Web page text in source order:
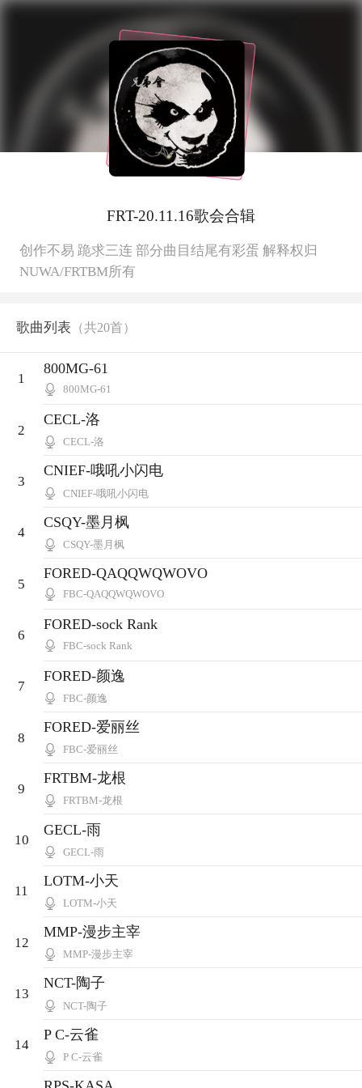
FRT-20.11.16歌会合辑
创作不易 跪求三连 部分曲目结尾有彩蛋 解释权归
NUWA/FRTBM所有
歌曲列表 （共20首）
1
800MG-61
800MG-61
2
CECL-洛
CECL-洛
3
CNIEF-哦吼小闪电
CNIEF-哦吼小闪电
4
CSQY-墨月枫
CSQY-墨月枫
5
FORED-QAQQWQWOVO
FBC-QAQQWQWOVO
6
FORED-sock Rank
FBC-sock Rank
7
FORED-颜逸
FBC-颜逸
8
FORED-爱丽丝
FBC-爱丽丝
9
FRTBM-龙根
FRTBM-龙根
10
GECL-雨
GECL-雨
11
LOTM-小天
LOTM-小天
12
MMP-漫步主宰
MMP-漫步主宰
13
NCT-陶子
NCT-陶子
14
P C-云雀
P C-云雀